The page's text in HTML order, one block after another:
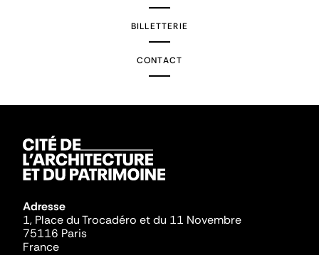
BILLETTERIE
CONTACT
Adresse
1, Place du Trocadéro et du 11 Novembre
75116 Paris
France